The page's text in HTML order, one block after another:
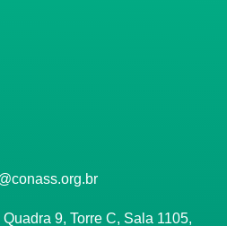
9, Torre C, Sala 1105,